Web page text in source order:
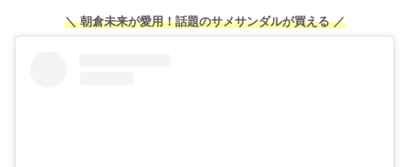
＼ 朝倉未来が愛用！話題のサメサンダルが買える ／